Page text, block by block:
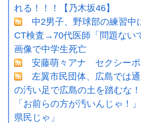
れる！！！【乃木坂46】
中2男子、野球部の練習中
CT検査→70代医師「問題ない
画像で中学生死亡
安藤萌々アナ セクシーポ
左翼市民団体、広島では
の汚い足で広島の土を踏むな
「お前らの方が汚いんじゃ！
県民じゃ」